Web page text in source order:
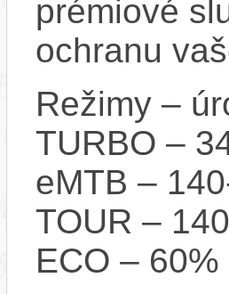
prémiové
ochranu
Režimy –
TURBO –
eMTB –
TOUR –
ECO – 60%